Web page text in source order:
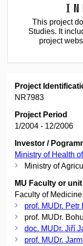
This project
Studies. It
project
Project
NR7983
Project Period
1/2004 - 12/2006
Investor /
Ministry of Health
Ministry of
MU Faculty or unit
Faculty of Medicine
prof. MUDr. Petr
prof. MUDr.
doc. MUDr. Jiří
prof. MUDr.